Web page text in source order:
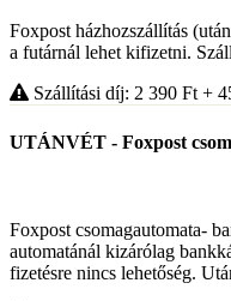
Foxpost házhozszállítás
a futárnál lehet kifizetni.
Szállítási díj: 2 390 Ft +
UTÁNVÉT - Foxpost
Foxpost csomagautomata-
automatánál kizárólag
fizetésre nincs lehetőség.